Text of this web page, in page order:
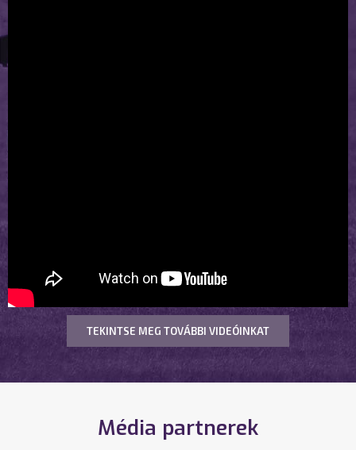
TEKINTSE MEG TOVÁBBI VIDEÓINKAT
Média partnerek